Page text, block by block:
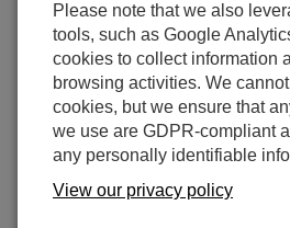
Campbell Update 4th
Campbell Scientific is pleased to
upcoming release of EasyFlux™-
Please note that we also
tools, such as Google
cookies to collect information
browsing activities. We
cookies, but we ensure that
we use are GDPR-compliant
any personally identifiable
View our privacy policy